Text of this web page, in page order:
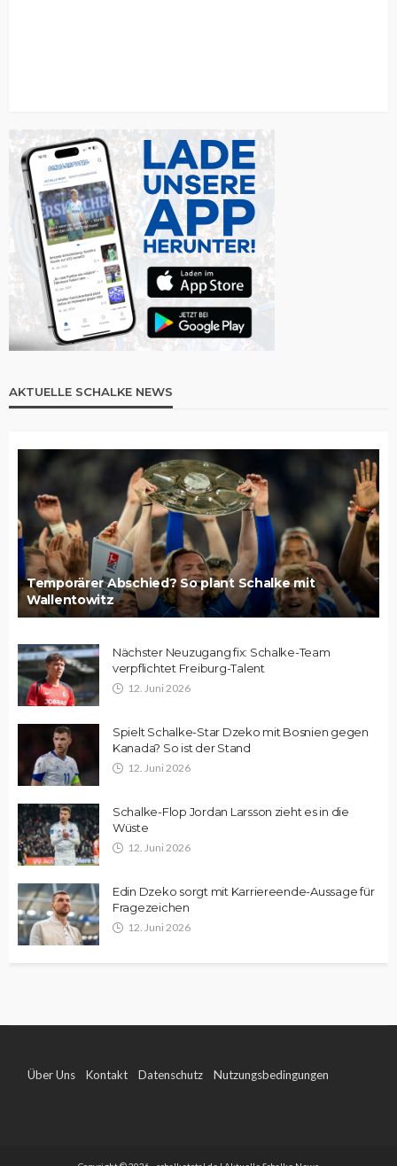
AKTUELLE SCHALKE NEWS
Temporärer Abschied? So plant Schalke mit
Wallentowitz
Nächster Neuzugang fix: Schalke-Team
verpflichtet Freiburg-Talent
12. Juni 2026
Spielt Schalke-Star Dzeko mit Bosnien gegen
Kanada? So ist der Stand
12. Juni 2026
Schalke-Flop Jordan Larsson zieht es in die
Wüste
12. Juni 2026
Edin Dzeko sorgt mit Karriereende-Aussage für
Fragezeichen
12. Juni 2026
Über Uns Kontakt Datenschutz Nutzungsbedingungen